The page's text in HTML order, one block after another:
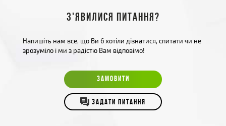
З'явилися питання?
Напишіть нам все, що Ви б хотіли дізнатися, спитати чи не
зрозуміло і ми з радістю Вам відповімо!
ЗАМОВИТИ
ЗАДАТИ ПИТАННЯ